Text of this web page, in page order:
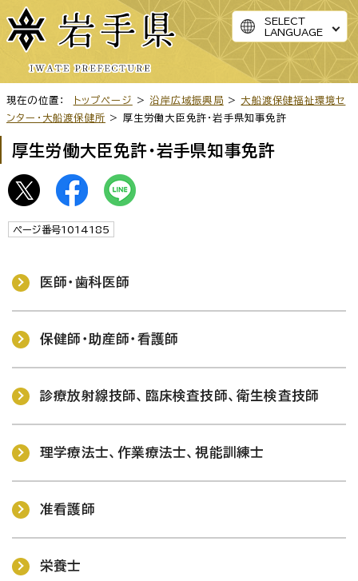
SELECT
LANGUAGE
現在の位置： トップページ > 沿岸広域振興局 > 大船渡保健福祉環境セ
ンター・大船渡保健所 > 厚生労働大臣免許・岩手県知事免許
厚生労働大臣免許・岩手県知事免許
ページ番号1014185
医師・歯科医師
保健師・助産師・看護師
診療放射線技師、臨床検査技師、衛生検査技師
理学療法士、作業療法士、視能訓練士
准看護師
栄養士